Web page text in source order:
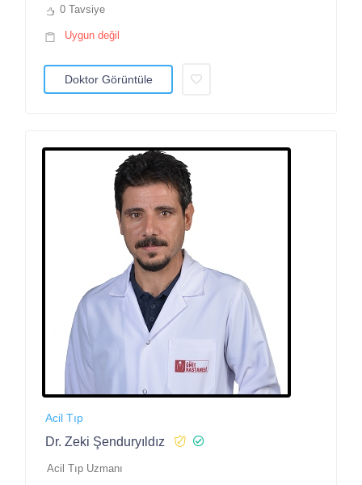
0 Tavsiye
Uygun değil
Doktor Görüntüle
Acil Tıp
Dr. Zeki Şenduryıldız
Acil Tıp Uzmanı